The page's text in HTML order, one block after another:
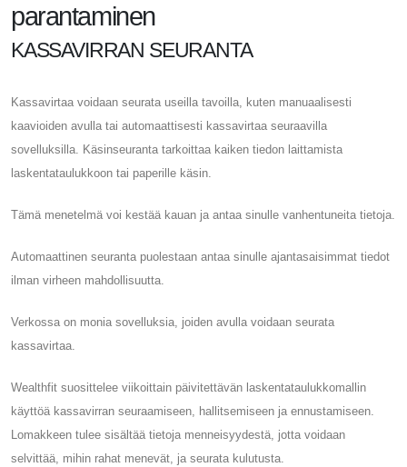
parantaminen
KASSAVIRRAN SEURANTA
Kassavirtaa voidaan seurata useilla tavoilla, kuten manuaalisesti
kaavioiden avulla tai automaattisesti kassavirtaa seuraavilla
sovelluksilla. Käsinseuranta tarkoittaa kaiken tiedon laittamista
laskentataulukkoon tai paperille käsin.
Tämä menetelmä voi kestää kauan ja antaa sinulle vanhentuneita tietoja.
Automaattinen seuranta puolestaan ​​antaa sinulle ajantasaisimmat tiedot
ilman virheen mahdollisuutta.
Verkossa on monia sovelluksia, joiden avulla voidaan seurata
kassavirtaa.
Wealthfit suosittelee viikoittain päivitettävän laskentataulukkomallin
käyttöä kassavirran seuraamiseen, hallitsemiseen ja ennustamiseen.
Lomakkeen tulee sisältää tietoja menneisyydestä, jotta voidaan
selvittää, mihin rahat menevät, ja seurata kulutusta.